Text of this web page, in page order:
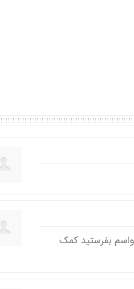
واسم بفرستید کمک